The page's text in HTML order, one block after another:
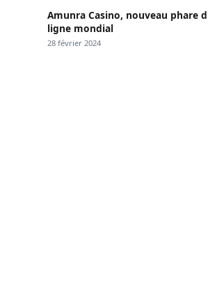
Amunra Casino, nouveau phare
ligne mondial
28 février 2024